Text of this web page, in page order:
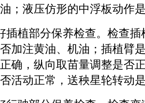
；液压仿形的中浮板动作
植部分保养检查。检查插
加注黄油、机油；插植臂
确，纵向取苗量调整是否
活动正常，送秧星轮转动